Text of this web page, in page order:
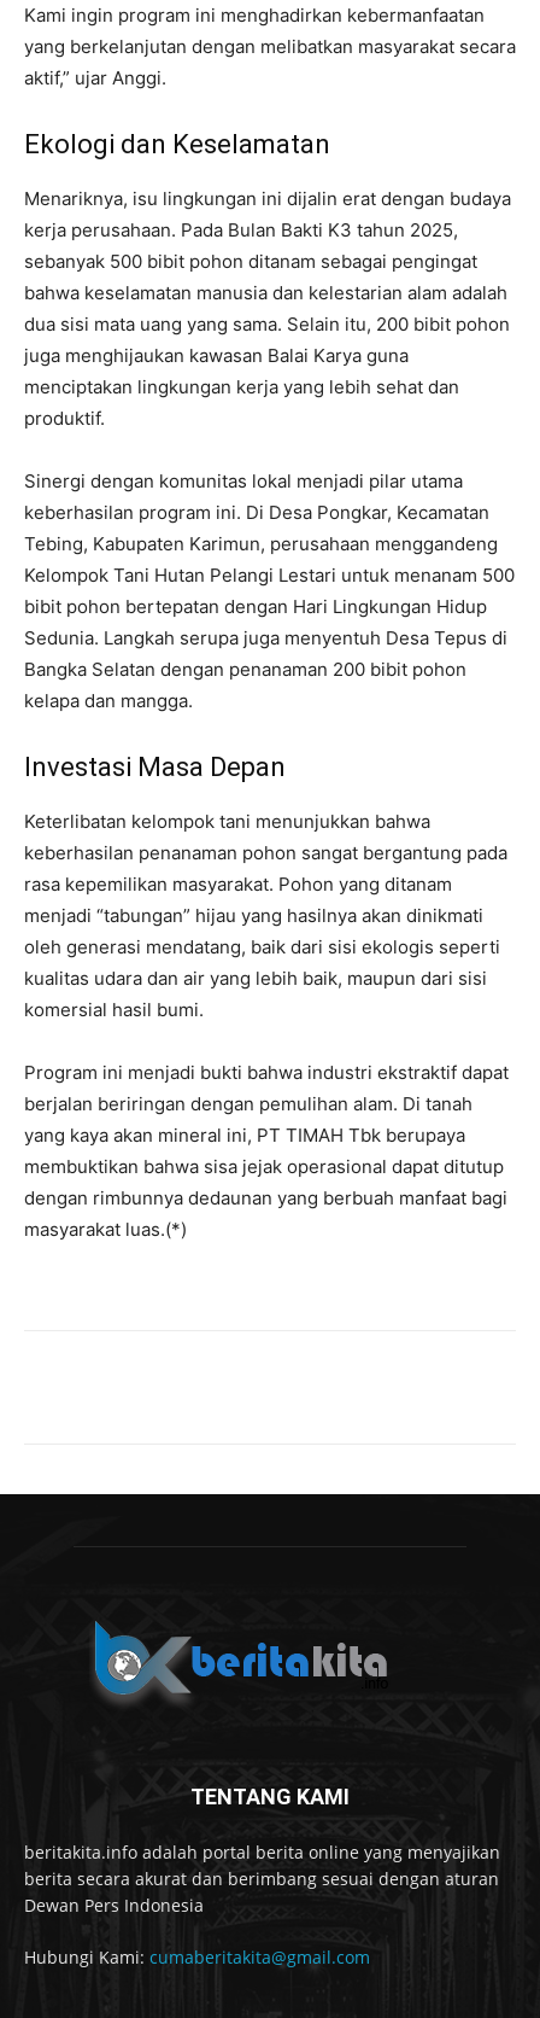
Kami ingin program ini menghadirkan kebermanfaatan
yang berkelanjutan dengan melibatkan masyarakat secara
aktif,” ujar Anggi.
Ekologi dan Keselamatan
Menariknya, isu lingkungan ini dijalin erat dengan budaya
kerja perusahaan. Pada Bulan Bakti K3 tahun 2025,
sebanyak 500 bibit pohon ditanam sebagai pengingat
bahwa keselamatan manusia dan kelestarian alam adalah
dua sisi mata uang yang sama. Selain itu, 200 bibit pohon
juga menghijaukan kawasan Balai Karya guna
menciptakan lingkungan kerja yang lebih sehat dan
produktif.
Sinergi dengan komunitas lokal menjadi pilar utama
keberhasilan program ini. Di Desa Pongkar, Kecamatan
Tebing, Kabupaten Karimun, perusahaan menggandeng
Kelompok Tani Hutan Pelangi Lestari untuk menanam 500
bibit pohon bertepatan dengan Hari Lingkungan Hidup
Sedunia. Langkah serupa juga menyentuh Desa Tepus di
Bangka Selatan dengan penanaman 200 bibit pohon
kelapa dan mangga.
Investasi Masa Depan
Keterlibatan kelompok tani menunjukkan bahwa
keberhasilan penanaman pohon sangat bergantung pada
rasa kepemilikan masyarakat. Pohon yang ditanam
menjadi “tabungan” hijau yang hasilnya akan dinikmati
oleh generasi mendatang, baik dari sisi ekologis seperti
kualitas udara dan air yang lebih baik, maupun dari sisi
komersial hasil bumi.
Program ini menjadi bukti bahwa industri ekstraktif dapat
berjalan beriringan dengan pemulihan alam. Di tanah
yang kaya akan mineral ini, PT TIMAH Tbk berupaya
membuktikan bahwa sisa jejak operasional dapat ditutup
dengan rimbunnya dedaunan yang berbuah manfaat bagi
masyarakat luas.(*)
TENTANG KAMI
beritakita.info adalah portal berita online yang menyajikan
berita secara akurat dan berimbang sesuai dengan aturan
Dewan Pers Indonesia
Hubungi Kami: cumaberitakita@gmail.com